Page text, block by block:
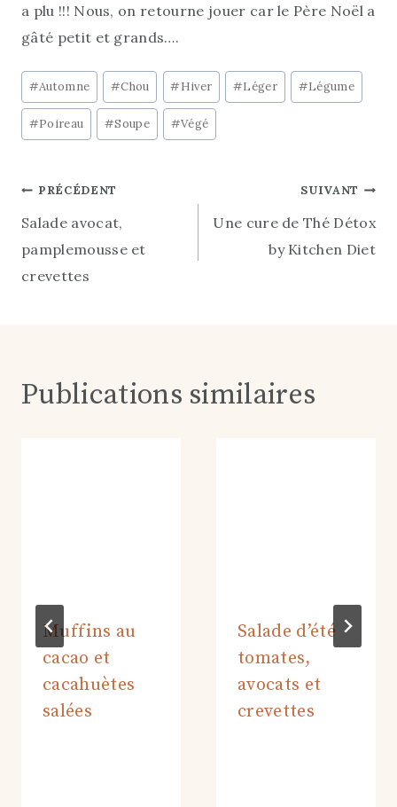
a plu !!! Nous, on retourne jouer car le Père Noël a
gâté petit et grands….
Étiquettes
de
la
#Automne #Chou #Hiver #Léger #Légume
#Poireau #Soupe #Végé
Navigation
de
l’article
PRÉCÉDENT
Salade avocat,
pamplemousse et
crevettes
SUIVANT
Une cure de Thé Détox
by Kitchen Diet
Publications similaires
Muffins au
cacao et
cacahuètes
salées
Salade d’été
tomates,
avocats et
crevettes